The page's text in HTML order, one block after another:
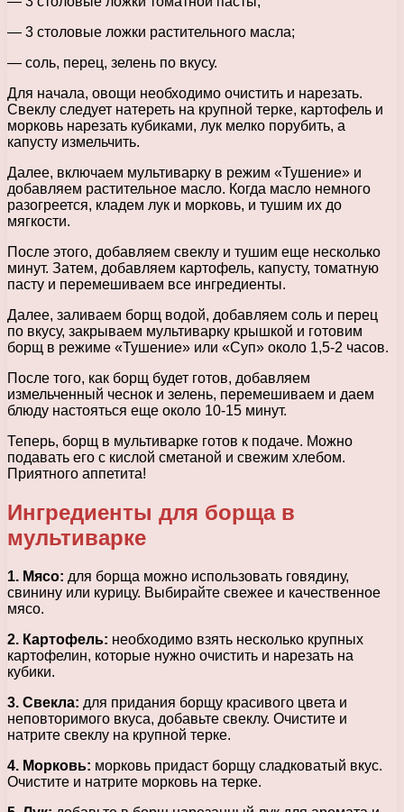
— 3 столовые ложки растительного масла;
— соль, перец, зелень по вкусу.
Для начала, овощи необходимо очистить и нарезать.
Свеклу следует натереть на крупной терке, картофель и
морковь нарезать кубиками, лук мелко порубить, а
капусту измельчить.
Далее, включаем мультиварку в режим «Тушение» и
добавляем растительное масло. Когда масло немного
разогреется, кладем лук и морковь, и тушим их до
мягкости.
После этого, добавляем свеклу и тушим еще несколько
минут. Затем, добавляем картофель, капусту, томатную
пасту и перемешиваем все ингредиенты.
Далее, заливаем борщ водой, добавляем соль и перец
по вкусу, закрываем мультиварку крышкой и готовим
борщ в режиме «Тушение» или «Суп» около 1,5-2 часов.
После того, как борщ будет готов, добавляем
измельченный чеснок и зелень, перемешиваем и даем
блюду настояться еще около 10-15 минут.
Теперь, борщ в мультиварке готов к подаче. Можно
подавать его с кислой сметаной и свежим хлебом.
Приятного аппетита!
Ингредиенты для борща в
мультиварке
1. Мясо: для борща можно использовать говядину,
свинину или курицу. Выбирайте свежее и качественное
мясо.
2. Картофель: необходимо взять несколько крупных
картофелин, которые нужно очистить и нарезать на
кубики.
3. Свекла: для придания борщу красивого цвета и
неповторимого вкуса, добавьте свеклу. Очистите и
натрите свеклу на крупной терке.
4. Морковь: морковь придаст борщу сладковатый вкус.
Очистите и натрите морковь на терке.